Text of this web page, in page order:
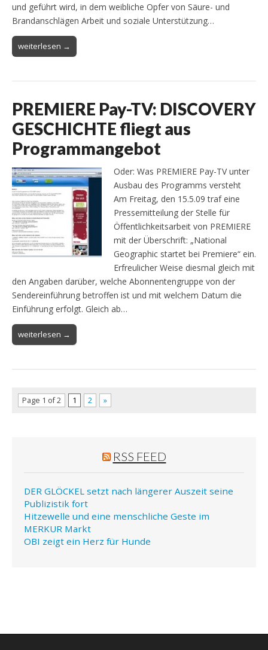
und geführt wird, in dem weibliche Opfer von Säure- und
Brandanschlägen Arbeit und soziale Unterstützung…
weiterlesen →
PREMIERE Pay-TV: DISCOVERY
GESCHICHTE fliegt aus
Programmangebot
Oder: Was PREMIERE Pay-TV unter
Ausbau des Programms versteht
Am Freitag, den 15.5.09 traf eine
Pressemitteilung der Stelle für
Öffentlichkeitsarbeit von PREMIERE
mit der Überschrift: „National
Geographic startet bei Premiere“ ein.
Erfreulicher Weise diesmal gleich mit
den Angaben darüber, welche Abonnentengruppe von der
Sendereinführung betroffen ist und mit welchem Datum die
Einführung erfolgt. Gleich ab…
weiterlesen →
Page 1 of 2 1 2 »
RSS FEED
DER GLÖCKEL setzt nach längerer Auszeit seine
Publizistik fort
Hitzewelle und eine menschliche Geste im
MERKUR Markt
OBI zeigt ein Herz für Hunde